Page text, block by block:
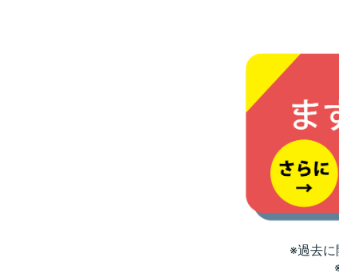
※過去に